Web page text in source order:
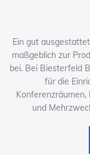
Ein gut
maßgeblich zur
bei. Bei Biesterfeld
für die
Konferenzräumen,
und